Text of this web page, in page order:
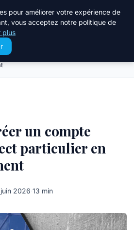
un compte ANCV Connect particulier en
un compte
particulier en
2026·13 min
pour améliorer votre expérience de
vous acceptez notre politique de
plus